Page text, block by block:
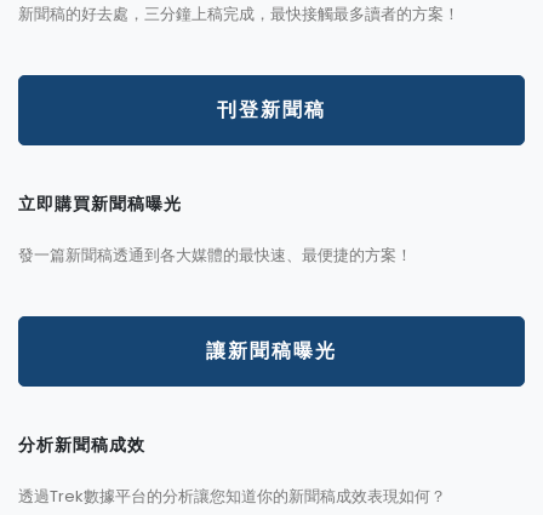
新聞稿的好去處，三分鐘上稿完成，最快接觸最多讀者的方案！
刊登新聞稿
立即購買新聞稿曝光
發一篇新聞稿透通到各大媒體的最快速、最便捷的方案！
讓新聞稿曝光
分析新聞稿成效
透過Trek數據平台的分析讓您知道你的新聞稿成效表現如何？